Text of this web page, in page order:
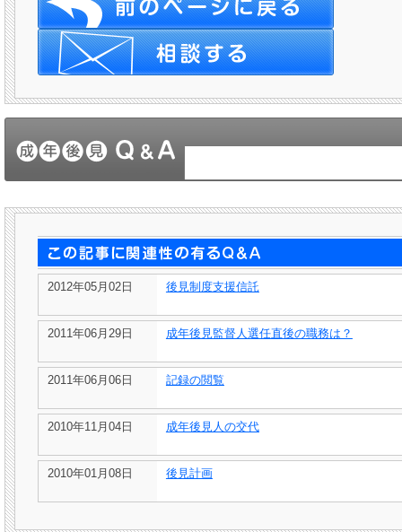
2012年05月02日 後見制度支援信託
2011年06月29日 成年後見監督人選任直後の職務は？
2011年06月06日 記録の閲覧
2010年11月04日 成年後見人の交代
2010年01月08日 後見計画